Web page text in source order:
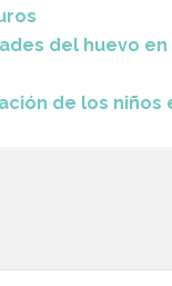
del huevo
de los niños